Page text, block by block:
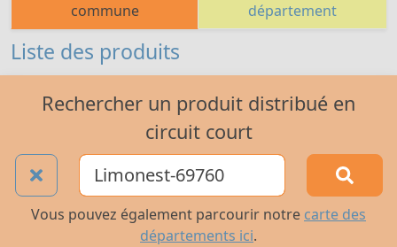
commune
département
Liste des produits
Rechercher un produit distribué en
circuit court
Vous pouvez également parcourir notre carte des
départements ici.